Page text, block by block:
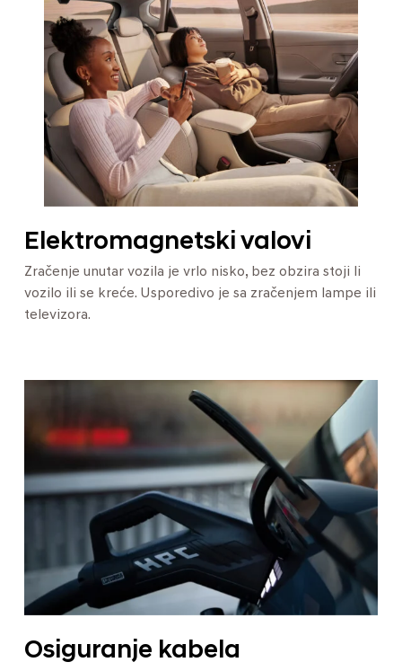
Elektromagnetski valovi
Zračenje unutar vozila je vrlo nisko, bez obzira stoji li
vozilo ili se kreće. Usporedivo je sa zračenjem lampe ili
televizora.
Osiguranje kabela